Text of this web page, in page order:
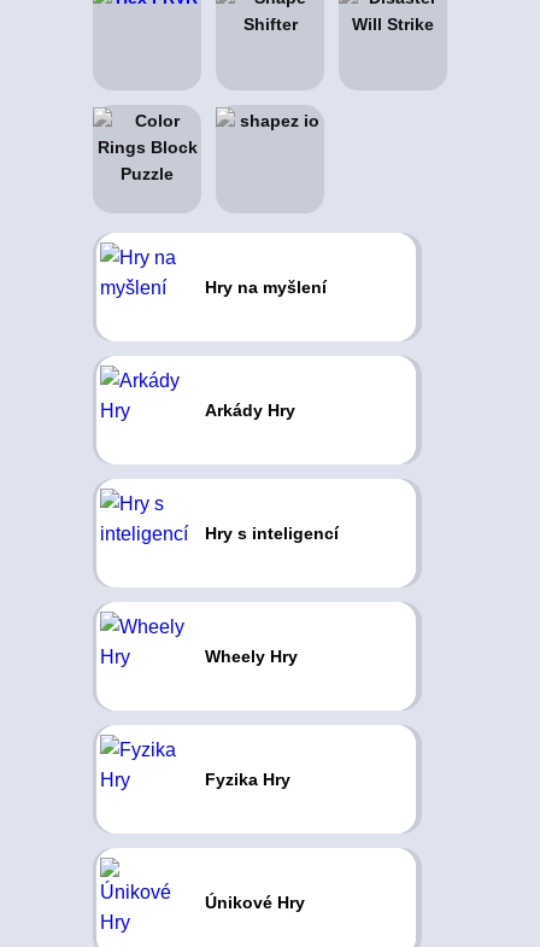
Hry na myšlení
Arkády Hry
Hry s inteligencí
Wheely Hry
Fyzika Hry
Únikové Hry